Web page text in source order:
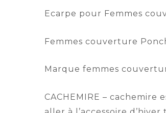
Ecarpe pour Femmes
Femmes couverture
Marque femmes
CACHEMIRE –